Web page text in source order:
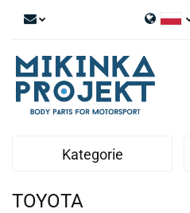
Polski
English
Kategorie
TOYOTA